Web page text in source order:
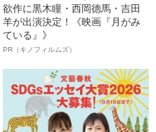
欲作に黒木瞳・西岡德馬・吉田
羊が出演決定！《映画『月がみ
ている』》
PR（キノフィルムズ）